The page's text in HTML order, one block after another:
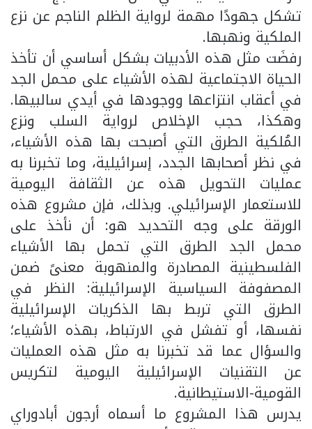
تشكل جهودًا مهمة لرواية الظلم الناجم عن نزع
الملكية ونهبها.
رفضَت مثل هذه الأدبيات بشكل أساسي أن تأخذ
الحياة الاجتماعية لهذه الأشياء على محمل الجد
في أعقاب انتزاعها ووجودها في أيدي سالبيها.
وهكذا، حجب الإخلاص لرواية السلب ونزع
المُلكية الطرق التي أصبحت بها هذه الأشياء،
في نظر أصحابها الجدد، إسرائيلية، وما تخبرنا به
عمليات التحويل هذه عن الثقافة اليومية
للاستعمار الإسرائيلي. وبذلك، فإن مشروع هذه
الورقة على وجه التحديد هو: أن نأخذ على
محمل الجد الطرق التي تحمل بها الأشياء
الفلسطينية المصادرة والمنهوبة معنىً ضمن
المصفوفة السياسية الإسرائيلية: النظر في
الطرق التي تربط بها الذكريات الإسرائيلية
نفسها، أو تفشل في الارتباط، بهذه الأشياء؛
والسؤال عما قد تخبرنا به مثل هذه العمليات
عن التقنيات الإسرائيلية اليومية لتكريس
القومية-الاستيطانية.
يدرس هذا المشروع ما أسماه أرجون أبادوراي